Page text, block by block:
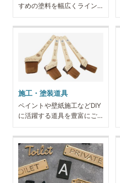
すめの塗料を幅広くライン
ナップ
施工・塗装道具
ペイントや壁紙施工などDIY
に活躍する道具を豊富にご
用意